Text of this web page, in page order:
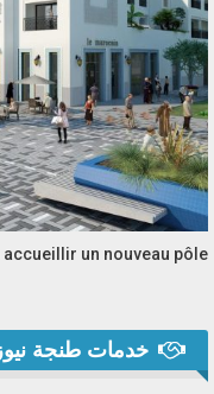
un nouveau pôle…
خدمات طنجة نيوز